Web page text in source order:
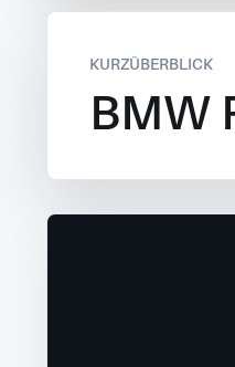
KURZÜBERBLICK
BMW